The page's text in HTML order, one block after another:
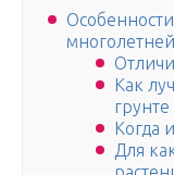
Как
Когда
Для